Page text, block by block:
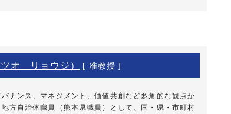
オ リョウジ） [ 准教授 ]
ナンス、マネジメント、価値共創など多角的な観点か
方自治体職員（熊本県職員）として、国・県・市町村